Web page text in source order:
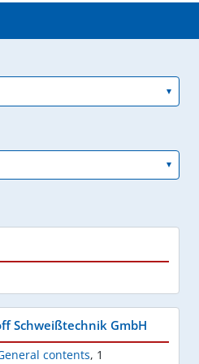
Schweißtechnik GmbH
contents, 1